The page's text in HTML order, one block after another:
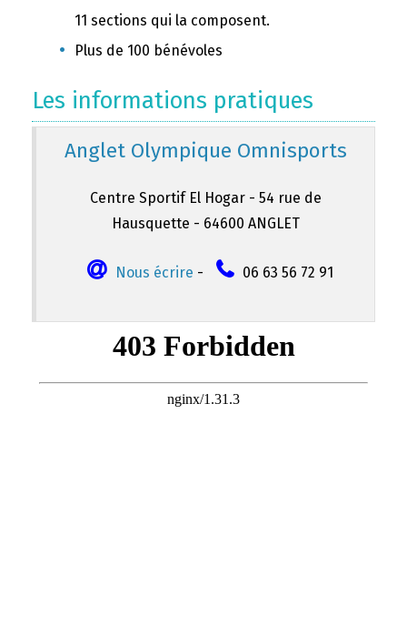
11 sections qui la composent.
Plus de 100 bénévoles
Les informations pratiques
Anglet Olympique Omnisports
Centre Sportif El Hogar - 54 rue de
Hausquette - 64600 ANGLET
Nous écrire - 06 63 56 72 91